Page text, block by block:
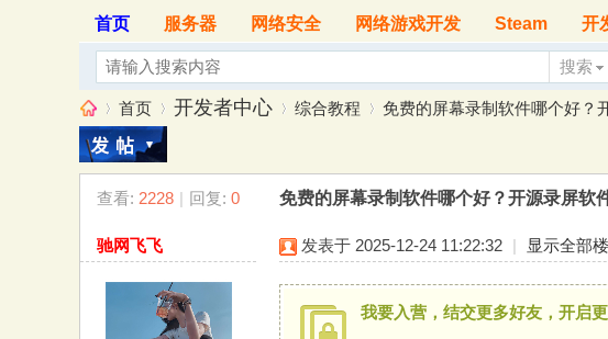
首页 服务器 网络安全 网络游戏开发 Steam 开
搜索
»
首页
›
开发者中心 综合教程
›
免费的屏幕录制软件哪个好？
查看: 2228 | 回复: 0 免费的屏幕录制软件哪个好？开源录屏软
驰网飞飞 发表于 2025-12-24 11:22:32 | 显示全部
我要入营，结交更多好友，开启